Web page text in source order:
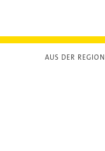
AUS DER REGION